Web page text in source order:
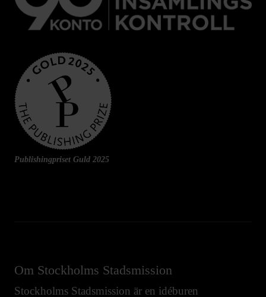
Publishingpriset Guld 2025
Om Stockholms Stadsmission
Stockholms Stadsmission är en idéburen